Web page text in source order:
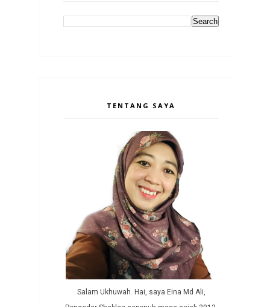
TENTANG SAYA
Salam Ukhuwah. Hai, saya Eina Md Ali,